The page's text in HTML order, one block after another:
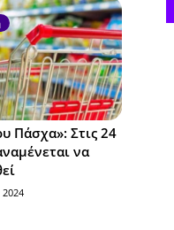
Πάσχα»: Στις 24
να